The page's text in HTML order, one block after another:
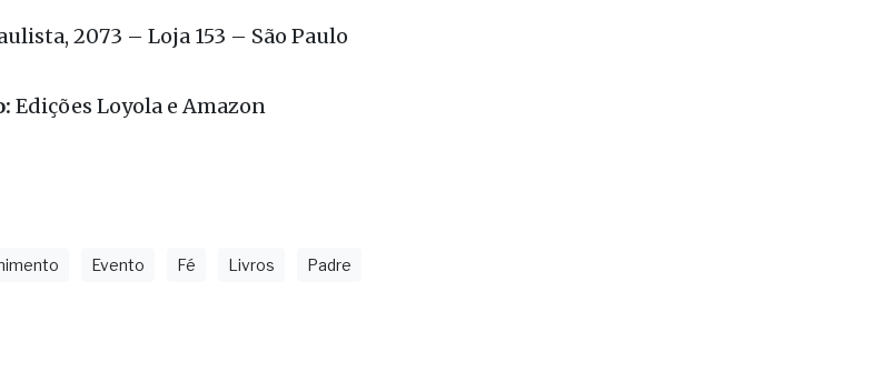
Livraria – Conjunto Nacional
2073 – Loja 153 – São Paulo